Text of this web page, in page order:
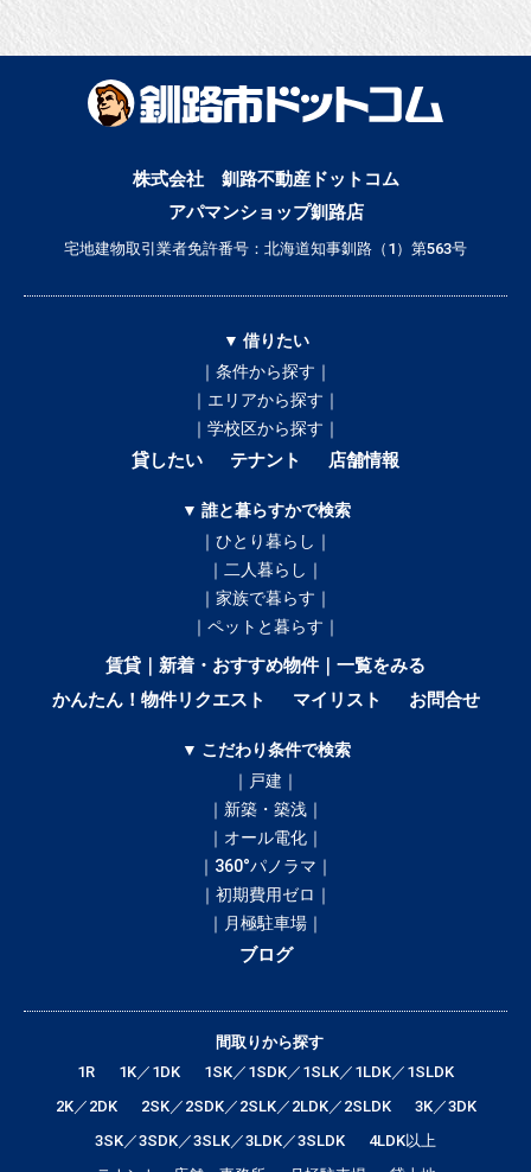
株式会社 釧路不動産ドットコム
アパマンショップ釧路店
宅地建物取引業者免許番号：北海道知事釧路（1）第563号
▼ 借りたい
｜条件から探す｜
｜エリアから探す｜
｜学校区から探す｜
貸したい テナント 店舗情報
▼ 誰と暮らすかで検索
｜ひとり暮らし｜
｜二人暮らし｜
｜家族で暮らす｜
｜ペットと暮らす｜
賃貸｜新着・おすすめ物件｜一覧をみる
かんたん！物件リクエスト
マイリスト お問合せ
▼ こだわり条件で検索
｜戸建｜
｜新築・築浅｜
｜オール電化｜
｜360°パノラマ｜
｜初期費用ゼロ｜
｜月極駐車場｜
ブログ
間取りから探す
1R
1K／1DK
1SK／1SDK／1SLK／1LDK／1SLDK
2K／2DK
2SK／2SDK／2SLK／2LDK／2SLDK
3K／3DK
3SK／3SDK／3SLK／3LDK／3SLDK
4LDK以上